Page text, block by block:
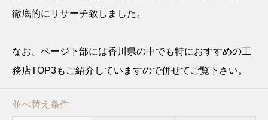
徹底的にリサーチ致しました。
なお、ページ下部には香川県の中でも特におすすめの工
務店TOP3もご紹介していますので併せてご覧下さい。
並べ替え条件